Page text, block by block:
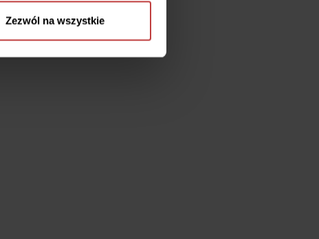
Zezwól na wszystkie